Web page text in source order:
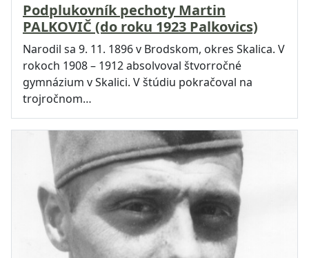
Podplukovník pechoty Martin
PALKOVIČ (do roku 1923 Palkovics)
Narodil sa 9. 11. 1896 v Brodskom, okres Skalica. V
rokoch 1908 – 1912 absolvoval štvorročné
gymnázium v Skalici. V štúdiu pokračoval na
trojročnom…